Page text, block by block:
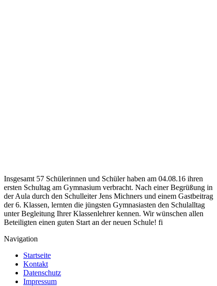
Insgesamt 57 Schülerinnen und Schüler haben am 04.08.16 ihren
ersten Schultag am Gymnasium verbracht. Nach einer Begrüßung in
der Aula durch den Schulleiter Jens Michners und einem Gastbeitrag
der 6. Klassen, lernten die jüngsten Gymnasiasten den Schulalltag
unter Begleitung Ihrer Klassenlehrer kennen. Wir wünschen allen
Beteiligten einen guten Start an der neuen Schule! fi
Navigation
Startseite
Kontakt
Datenschutz
Impressum